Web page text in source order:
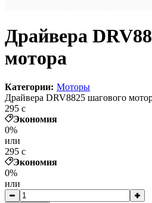
Драйвера
мотора
Категории: Моторы
Драйвера DRV8825 шагового
295 c
Экономия
0%
или
295 c
Экономия
0%
или